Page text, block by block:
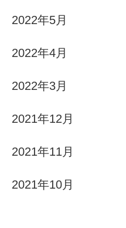
2022年5月
2022年4月
2022年3月
2021年12月
2021年11月
2021年10月